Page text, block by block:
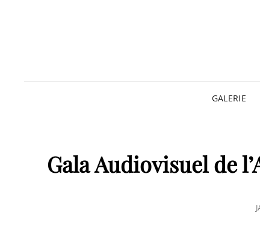
GALERIE
Gala Audiovisuel de